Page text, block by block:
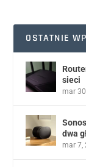
OSTATNIE
sieci
mar
dwa
mar 7,